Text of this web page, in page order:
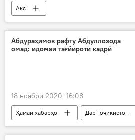
Акс
Абдураҳимов рафту Абдуллозода
омад: идомаи тағйироти кадрӣ
18 ноябри 2020, 16:08
Ҳамаи хабарҳо
Дар Тоҷикистон
Иҷтимоъ